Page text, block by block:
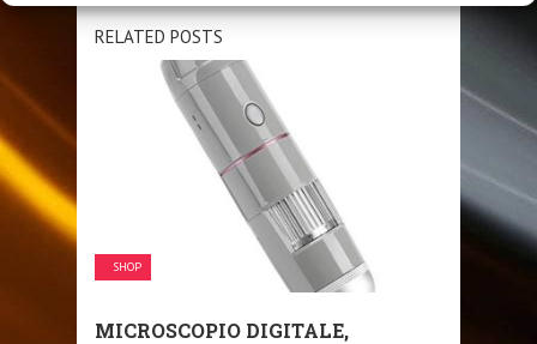
RELATED POSTS
SHOP
MICROSCOPIO DIGITALE,